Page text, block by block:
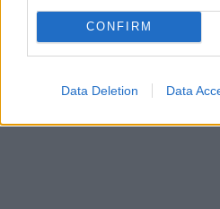
CONFIRM
Data Deletion Data